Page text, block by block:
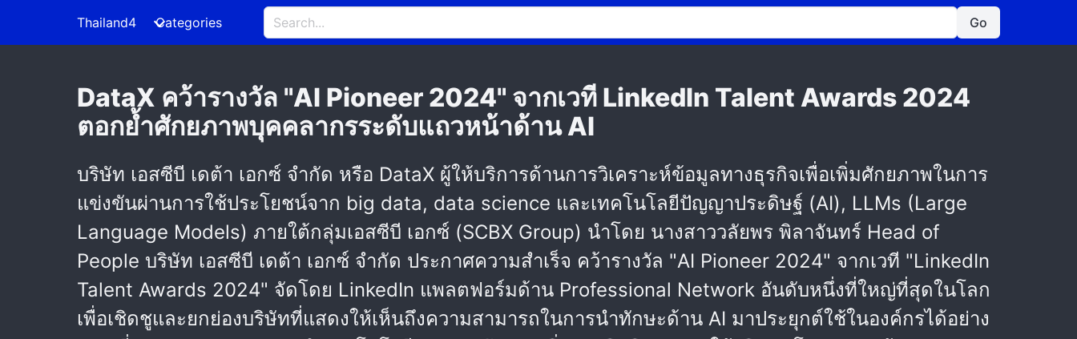
Thailand4 Categories Go
DataX คว้ารางวัล "AI Pioneer 2024" จากเวที LinkedIn Talent Awards 2024
ตอกย้ำศักยภาพบุคคลากรระดับแถวหน้าด้าน AI
บริษัท เอสซีบี เดต้า เอกซ์ จำกัด หรือ DataX ผู้ให้บริการด้านการวิเคราะห์ข้อมูลทางธุรกิจเพื่อเพิ่มศักยภาพในการ
แข่งขันผ่านการใช้ประโยชน์จาก big data, data science และเทคโนโลยีปัญญาประดิษฐ์ (AI), LLMs (Large
Language Models) ภายใต้กลุ่มเอสซีบี เอกซ์ (SCBX Group) นำโดย นางสาววลัยพร พิลาจันทร์ Head of
People บริษัท เอสซีบี เดต้า เอกซ์ จำกัด ประกาศความสำเร็จ คว้ารางวัล "AI Pioneer 2024" จากเวที "LinkedIn
Talent Awards 2024" จัดโดย LinkedIn แพลตฟอร์มด้าน Professional Network อันดับหนึ่งที่ใหญ่ที่สุดในโลก
เพื่อเชิดชูและยกย่องบริษัทที่แสดงให้เห็นถึงความสามารถในการนำทักษะด้าน AI มาประยุกต์ใช้ในองค์กรได้อย่าง